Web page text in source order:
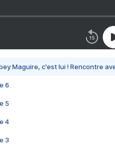
Maguire, c'est lui ! Rencontre
6
5
4
3